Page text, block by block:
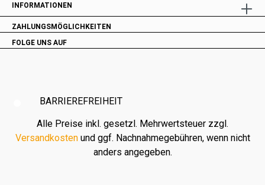
INFORMATIONEN
ZAHLUNGSMÖGLICHKEITEN
FOLGE UNS AUF
BARRIEREFREIHEIT
Alle Preise inkl. gesetzl. Mehrwertsteuer zzgl.
Versandkostenund ggf. Nachnahmegebühren, wenn nicht
anders angegeben.